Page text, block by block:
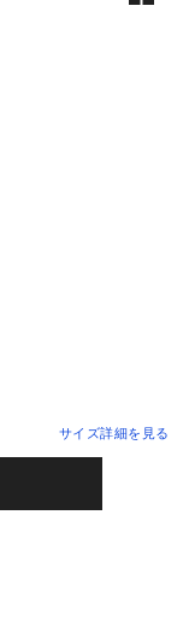
サイズ詳細を見る